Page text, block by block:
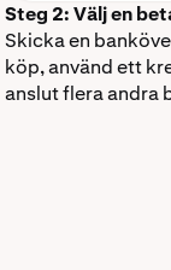
Steg 2: Välj en
Skicka en
köp, använd ett
anslut flera andra